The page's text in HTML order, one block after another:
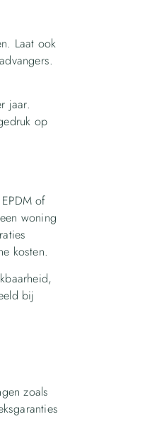
Laat ook
jaar.
op
of
woning
kosten.
bij
zoals